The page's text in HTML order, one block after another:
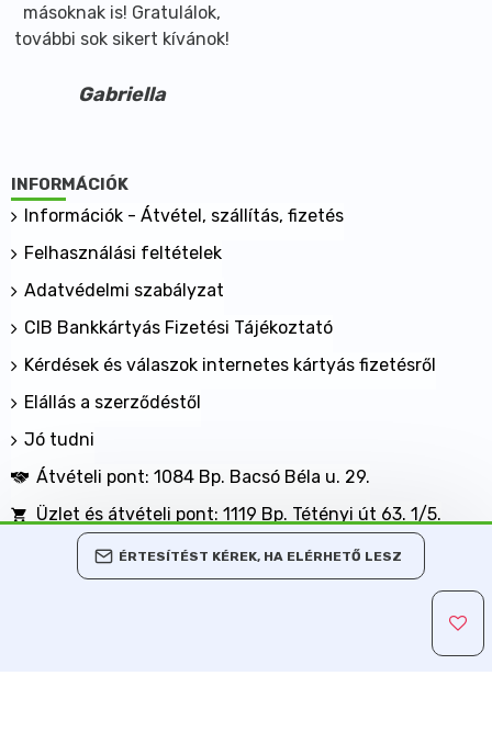
ÉRTESÍTÉST KÉREK, HA ELÉRHETŐ LESZ
másoknak is! Gratulálok,
további sok sikert kívánok!
Gabriella
INFORMÁCIÓK
Információk - Átvétel, szállítás, fizetés
Felhasználási feltételek
Adatvédelmi szabályzat
CIB Bankkártyás Fizetési Tájékoztató
Kérdések és válaszok internetes kártyás fizetésről
Elállás a szerződéstől
Jó tudni
Átvételi pont: 1084 Bp. Bacsó Béla u. 29.
Üzlet és átvételi pont: 1119 Bp. Tétényi út 63. 1/5.
BANKKÁRTYÁVAL IS FIZETHET NÁLUNK!
Árukereső.hu